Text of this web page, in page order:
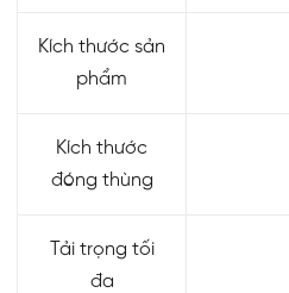
Kích thước sản
phẩm
Kích thước
đóng thùng
Tải trọng tối
đa